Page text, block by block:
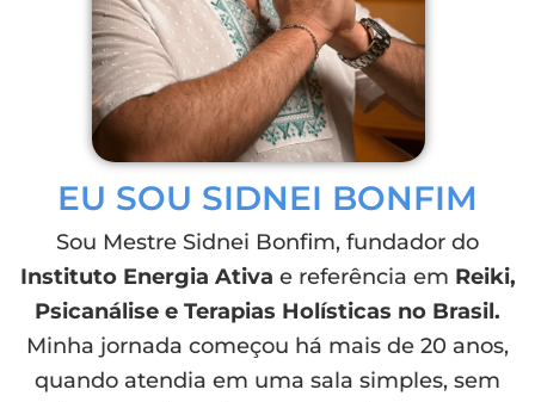
EU SOU SIDNEI BONFIM
Sou Mestre Sidnei Bonfim, fundador do
Instituto Energia Ativa e referência em Reiki,
Psicanálise e Terapias Holísticas no Brasil.
Minha jornada começou há mais de 20 anos,
quando atendia em uma sala simples, sem